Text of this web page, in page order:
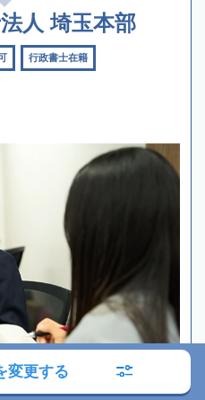
人 埼玉本部
行政書士在籍
変更する